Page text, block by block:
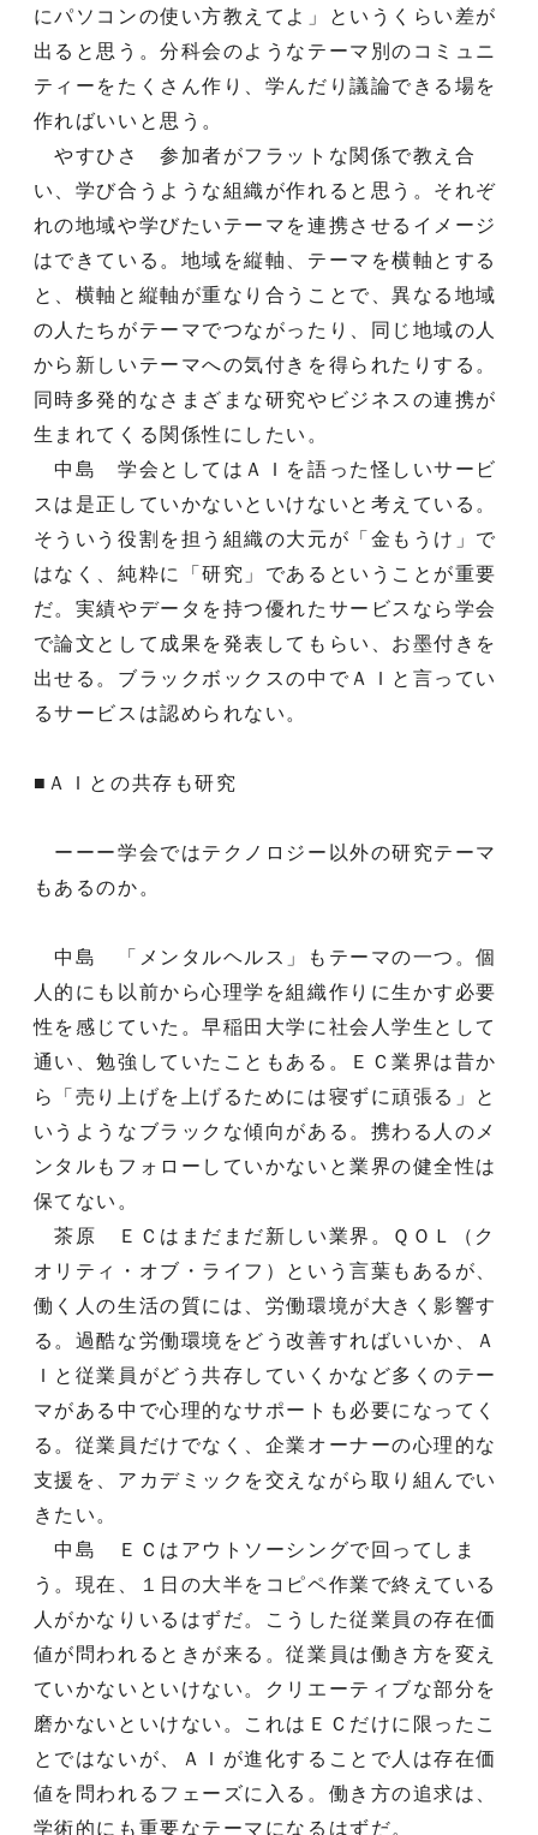
にパソコンの使い方教えてよ」というくらい差が
出ると思う。分科会のようなテーマ別のコミュニ
ティーをたくさん作り、学んだり議論できる場を
作ればいいと思う。
やすひさ 参加者がフラットな関係で教え合
い、学び合うような組織が作れると思う。それぞ
れの地域や学びたいテーマを連携させるイメージ
はできている。地域を縦軸、テーマを横軸とする
と、横軸と縦軸が重なり合うことで、異なる地域
の人たちがテーマでつながったり、同じ地域の人
から新しいテーマへの気付きを得られたりする。
同時多発的なさまざまな研究やビジネスの連携が
生まれてくる関係性にしたい。
中島 学会としてはＡＩを語った怪しいサービ
スは是正していかないといけないと考えている。
そういう役割を担う組織の大元が「金もうけ」で
はなく、純粋に「研究」であるということが重要
だ。実績やデータを持つ優れたサービスなら学会
で論文として成果を発表してもらい、お墨付きを
出せる。ブラックボックスの中でＡＩと言ってい
るサービスは認められない。
■ＡＩとの共存も研究
ーーー学会ではテクノロジー以外の研究テーマ
もあるのか。
中島 「メンタルヘルス」もテーマの一つ。個
人的にも以前から心理学を組織作りに生かす必要
性を感じていた。早稲田大学に社会人学生として
通い、勉強していたこともある。ＥＣ業界は昔か
ら「売り上げを上げるためには寝ずに頑張る」と
いうようなブラックな傾向がある。携わる人のメ
ンタルもフォローしていかないと業界の健全性は
保てない。
茶原 ＥＣはまだまだ新しい業界。ＱＯＬ（ク
オリティ・オブ・ライフ）という言葉もあるが、
働く人の生活の質には、労働環境が大きく影響す
る。過酷な労働環境をどう改善すればいいか、Ａ
Ｉと従業員がどう共存していくかなど多くのテー
マがある中で心理的なサポートも必要になってく
る。従業員だけでなく、企業オーナーの心理的な
支援を、アカデミックを交えながら取り組んでい
きたい。
中島 ＥＣはアウトソーシングで回ってしま
う。現在、１日の大半をコピペ作業で終えている
人がかなりいるはずだ。こうした従業員の存在価
値が問われるときが来る。従業員は働き方を変え
ていかないといけない。クリエーティブな部分を
磨かないといけない。これはＥＣだけに限ったこ
とではないが、ＡＩが進化することで人は存在価
値を問われるフェーズに入る。働き方の追求は、
学術的にも重要なテーマになるはずだ。